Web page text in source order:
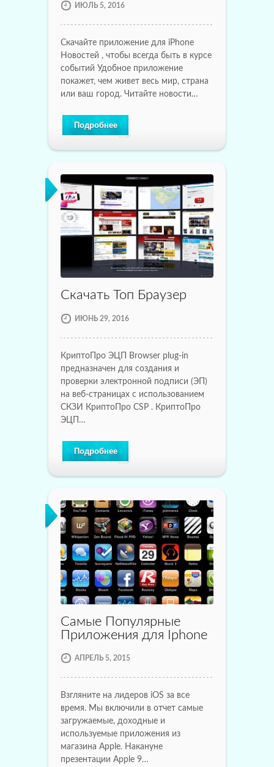
ИЮЛЬ 5, 2016
Скачайте приложение для iPhone
Новостей , чтобы всегда быть в курсе
событий Удобное приложение
покажет, чем живет весь мир, страна
или ваш город. Читайте новости…
Подробнее
Скачать Топ Браузер
ИЮНЬ 29, 2016
КриптоПро ЭЦП Browser plug-in
предназначен для создания и
проверки электронной подписи (ЭП)
на веб-страницах с использованием
СКЗИ КриптоПро CSP . КриптоПро
ЭЦП…
Подробнее
Самые Популярные
Приложения для Iphone
АПРЕЛЬ 5, 2015
Взгляните на лидеров iOS за все
время. Мы включили в отчет самые
загружаемые, доходные и
используемые приложения из
магазина Apple. Накануне
презентации Apple 9…